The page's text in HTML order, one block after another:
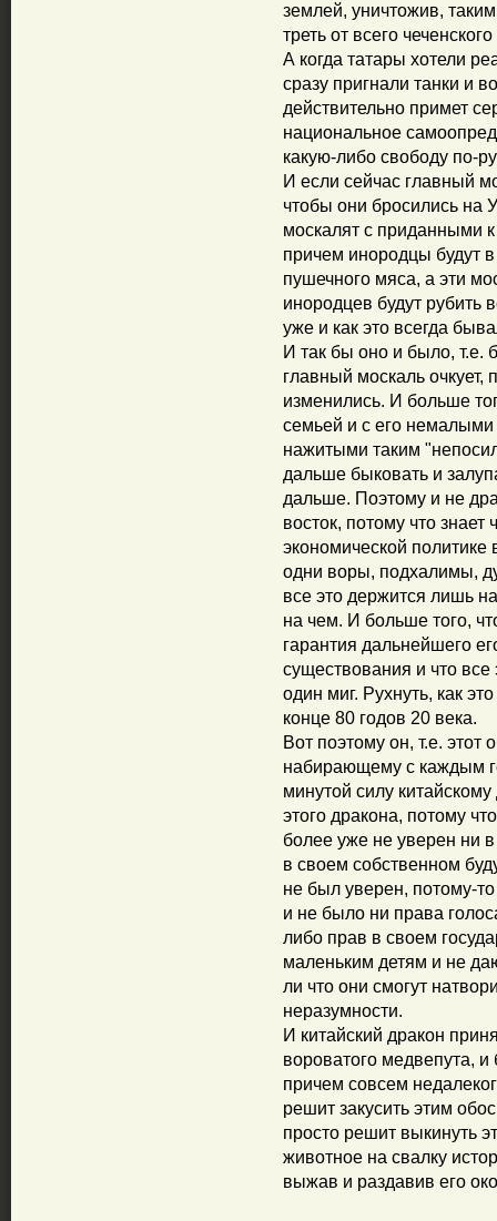
землей, уничтожив,
треть от всего
А когда татары хотели
сразу пригнали танки и
действительно примет
национальное
какую-либо свободу по-
И если сейчас главный
чтобы они бросились на
москалят с приданными
причем инородцы будут
пушечного мяса, а эти
инородцев будут рубить
уже и как это всегда
И так бы оно и было, т.е.
главный москаль очкует,
изменились. И больше
семьей и с его
нажитыми таким
дальше быковать и
дальше. Поэтому и не
восток, потому что
экономической политике
одни воры, подхалимы,
все это держится лишь
на чем. И больше того,
гарантия дальнейшего
существования и что
один миг. Рухнуть, как
конце 80 годов 20 века.
Вот поэтому он, т.е.
набирающему с каждым
минутой силу
этого дракона, потому
более уже не уверен ни
в своем собственном
не был уверен, потому-то
и не было ни права
либо прав в своем
маленьким детям и не
ли что они смогут
неразумности.
И китайский дракон
вороватого медвепута,
причем совсем
решит закусить этим
просто решит выкинуть
животное на свалку
выжав и раздавив его